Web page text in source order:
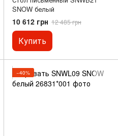
SNOW белый
10 612 грн 12 485 грн
Купить
−40%